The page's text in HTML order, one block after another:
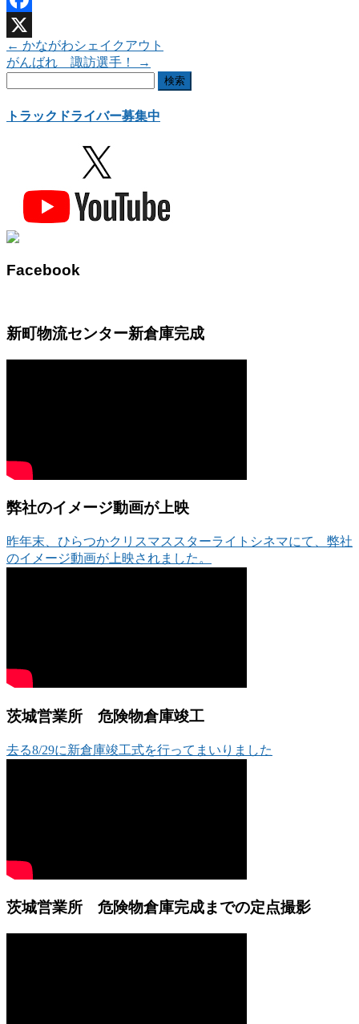
Facebook
X
← かながわシェイクアウト
がんばれ 諏訪選手！
→
トラックドライバー募集中
Facebook
新町物流センター新倉庫完成
弊社のイメージ動画が上映
昨年末、ひらつかクリスマススターライトシネマにて、弊社
のイメージ動画が上映されました。
茨城営業所 危険物倉庫竣工
去る8/29に新倉庫竣工式を行ってまいりました
茨城営業所 危険物倉庫完成までの定点撮影